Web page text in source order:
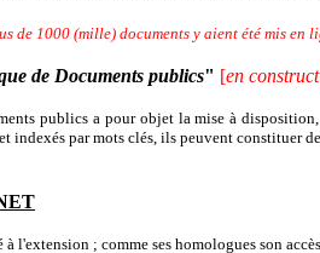
de 1000 (mille) documents y aient été mis en
de Documents publics" [en
publics a pour objet la mise à
indexés par mots clés, ils peuvent constituer
à l'extension ; comme ses homologues son